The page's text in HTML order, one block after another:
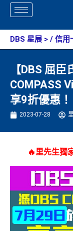
Skip
content
DBS 星展 > / 信用
【DBS 屈
COMPASS
享9折優惠！
2023-07-28
🔥里先生獨